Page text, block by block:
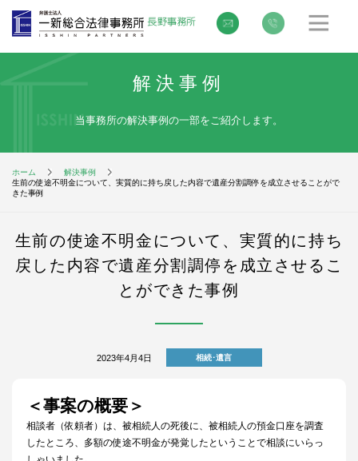
解決事例
当事務所の解決事例の一部をご紹介します。
ホーム
解決事例
生前の使途不明金について、実質的に持ち戻した内容で遺産分割調停を成立させることがで
きた事例
生前の使途不明金について、実質的に持ち
戻した内容で遺産分割調停を成立させるこ
とができた事例
2023年4月4日 相続･遺言
＜事案の概要＞
相談者（依頼者）は、被相続人の死後に、被相続人の預金口座を調査
したところ、多額の使途不明金が発覚したということで相談にいらっ